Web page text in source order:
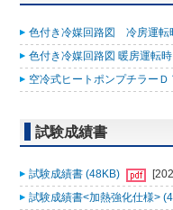
色付き冷媒回路図 冷房運転
色付き冷媒回路図 暖房運転時
空冷式ヒートポンプチラー
試験成績書
試験成績書 (48KB)
試験成績書<加熱強化仕様>